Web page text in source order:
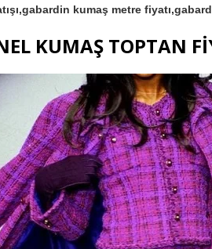
kumaş metre
KUMAŞ TOPTAN